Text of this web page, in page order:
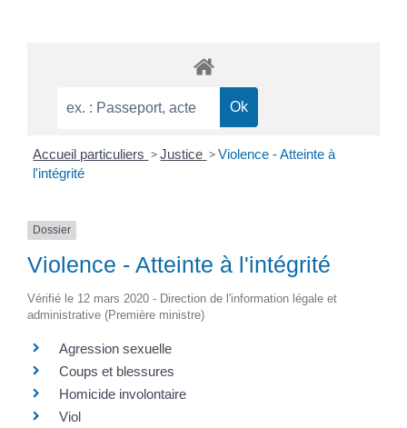
Accueil particuliers > Justice > Violence - Atteinte à
l'intégrité
Dossier
Violence - Atteinte à l'intégrité
Vérifié le 12 mars 2020 - Direction de l'information légale et
administrative (Première ministre)
Agression sexuelle
Coups et blessures
Homicide involontaire
Viol